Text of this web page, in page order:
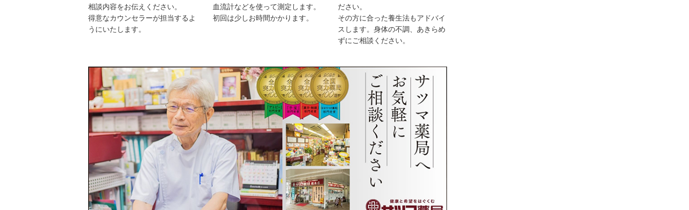
相談内容をお伝えください。
得意なカウンセラーが担当するよ
うにいたします。
血流計などを使って測定します。
初回は少しお時間かかります。
ださい。
その方に合った養生法もアドバイ
スします。身体の不調、あきらめ
ずにご相談ください。